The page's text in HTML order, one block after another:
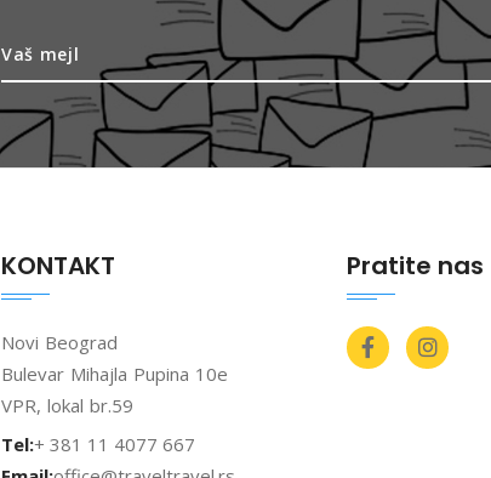
KONTAKT
Novi Beograd
Bulevar Mihajla Pupina 10e
VPR, lokal br.59
Tel:+ 381 11 4077 667
Pratite nas